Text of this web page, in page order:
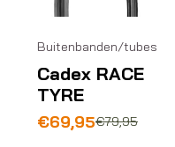
Buitenbanden/tubes
Cadex RACE
TYRE
€79,95
Oorspronkelijke
€69,95
Huidige